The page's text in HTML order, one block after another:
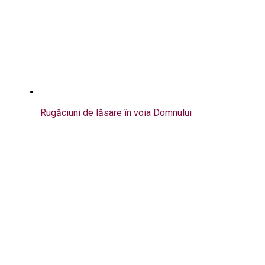
Rugăciuni de lăsare în voia Domnului